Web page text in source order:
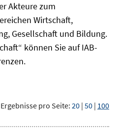
Akteure zum
Wirtschaft,
Gesellschaft und Bildung.
können Sie auf IAB-
Ergebnisse pro Seite: 20 | 50 | 100